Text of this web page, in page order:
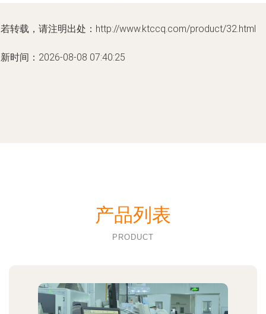
转载，请注明出处：http://www.ktccq.com/product/32.html
时间：2026-08-08 07:40:25
产品列表
PRODUCT